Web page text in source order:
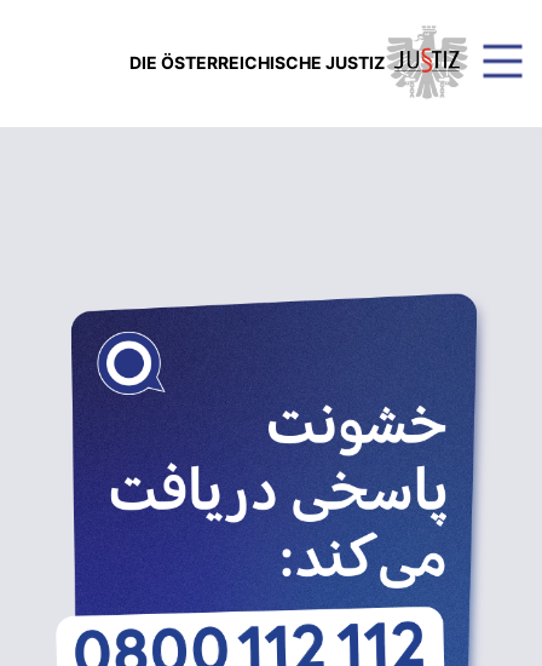
DIE ÖSTERREICHISCHE JUSTIZ